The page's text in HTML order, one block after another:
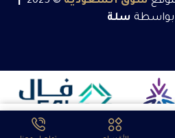
تحديد أحد الخيارات
سلة